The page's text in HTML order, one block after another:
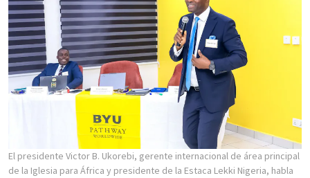
El presidente Victor B. Ukorebi, gerente internacional de área principal
de la Iglesia para África y presidente de la Estaca Lekki Nigeria, habla